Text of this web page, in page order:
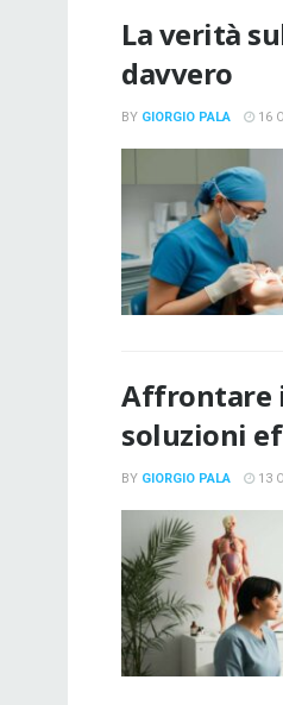
La verità
davvero
BY GIORGIO PALA 16
Affrontare
soluzioni
BY GIORGIO PALA 13